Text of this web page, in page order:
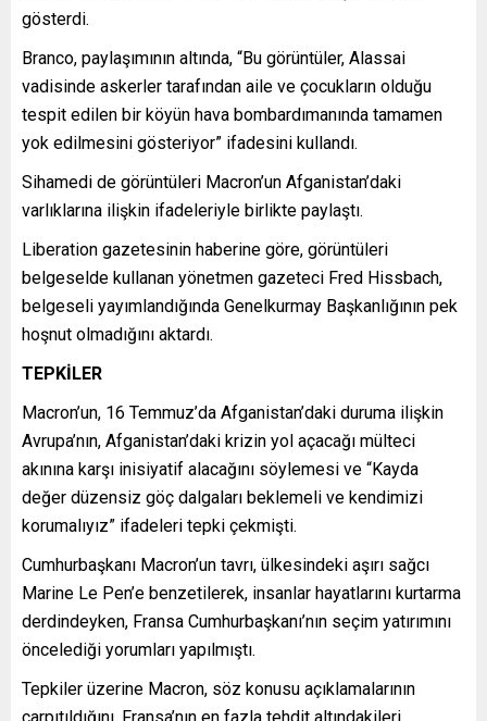
gösterdi.
Branco, paylaşımının altında, “Bu görüntüler, Alassai
vadisinde askerler tarafından aile ve çocukların olduğu
tespit edilen bir köyün hava bombardımanında tamamen
yok edilmesini gösteriyor” ifadesini kullandı.
Sihamedi de görüntüleri Macron’un Afganistan’daki
varlıklarına ilişkin ifadeleriyle birlikte paylaştı.
Liberation gazetesinin haberine göre, görüntüleri
belgeselde kullanan yönetmen gazeteci Fred Hissbach,
belgeseli yayımlandığında Genelkurmay Başkanlığının pek
hoşnut olmadığını aktardı.
TEPKİLER
Macron’un, 16 Temmuz’da Afganistan’daki duruma ilişkin
Avrupa’nın, Afganistan’daki krizin yol açacağı mülteci
akınına karşı inisiyatif alacağını söylemesi ve “Kayda
değer düzensiz göç dalgaları beklemeli ve kendimizi
korumalıyız” ifadeleri tepki çekmişti.
Cumhurbaşkanı Macron’un tavrı, ülkesindeki aşırı sağcı
Marine Le Pen’e benzetilerek, insanlar hayatlarını kurtarma
derdindeyken, Fransa Cumhurbaşkanı’nın seçim yatırımını
öncelediği yorumları yapılmıştı.
Tepkiler üzerine Macron, söz konusu açıklamalarının
çarpıtıldığını, Fransa’nın en fazla tehdit altındakileri